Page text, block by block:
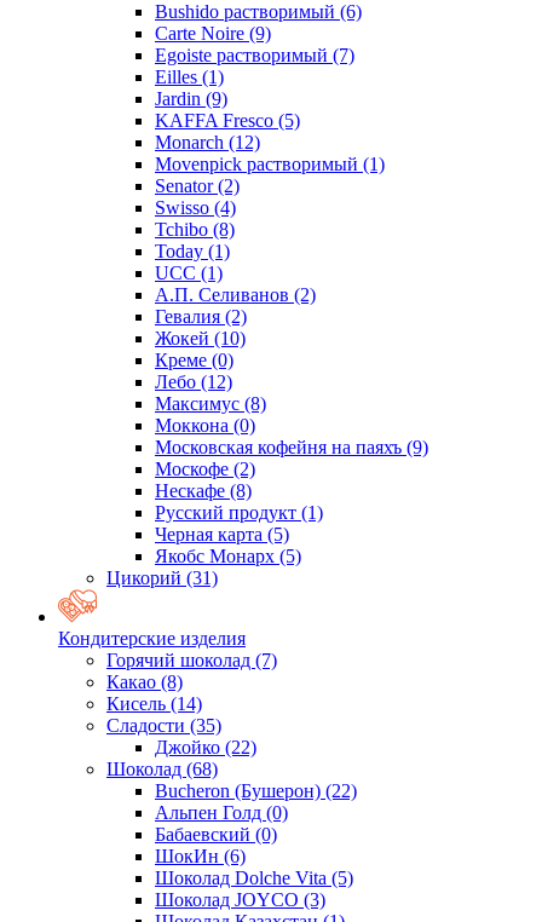
Bushido растворимый (6)
Carte Noire (9)
Egoiste растворимый (7)
Eilles (1)
Jardin (9)
KAFFA Fresco (5)
Monarch (12)
Movenpick растворимый (1)
Senator(2)
Swisso (4)
Tchibo (8)
Today (1)
UCC (1)
А.П. Селиванов (2)
Гевалия (2)
Жокей (10)
Креме (0)
Лебо (12)
Максимус (8)
Моккона (0)
Московская кофейня на паяхъ (9)
Москофе (2)
Нескафе (8)
Русский продукт (1)
Черная карта (5)
Якобс Монарх (5)
Цикорий (31)
Кондитерские изделия
Горячий шоколад (7)
Какао (8)
Кисель (14)
Сладости (35)
Джойко (22)
Шоколад (68)
Bucheron (Бушерон) (22)
Альпен Голд (0)
Бабаевский (0)
ШокИн (6)
Шоколад Dolche Vita (5)
Шоколад JOYCO (3)